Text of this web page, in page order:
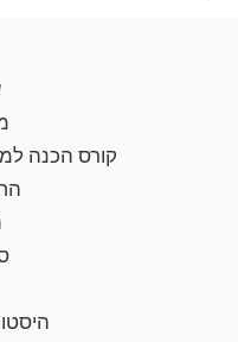
קורס הכנה